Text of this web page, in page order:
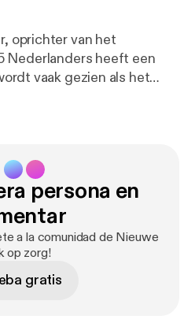
oprichter van het
vaak gezien als het
door de hele
clean, twintig jaar geleden
Hij vertelt hoe
behandeling en een
bijdragen aan
zelfregie en
persona en
a la comunidad de Nieuwe
op zorg!
gratis